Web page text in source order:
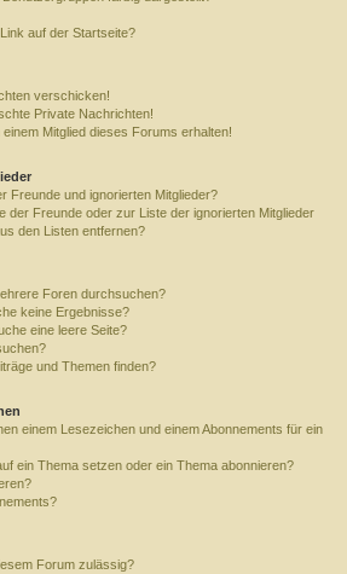
auf der Startseite?
verschicken!
Private Nachrichten!
Mitglied dieses Forums erhalten!
Freunde und ignorierten Mitglieder?
der Freunde oder zur Liste der ignorierten Mitglieder
den Listen entfernen?
Foren durchsuchen?
keine Ergebnisse?
eine leere Seite?
und Themen finden?
einem Lesezeichen und einem Abonnements für ein
ein Thema setzen oder ein Thema abonnieren?
Forum zulässig?